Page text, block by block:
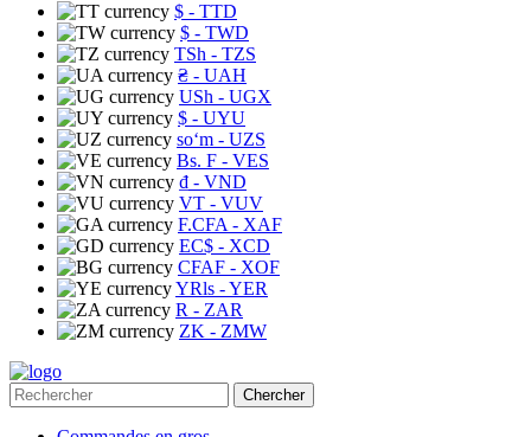
$ - TTD
$ - TWD
TSh - TZS
₴ - UAH
USh - UGX
$ - UYU
soʻm - UZS
Bs. F - VES
₫ - VND
VT - VUV
F.CFA - XAF
EC$ - XCD
CFAF - XOF
YRls - YER
R - ZAR
ZK - ZMW
Chercher